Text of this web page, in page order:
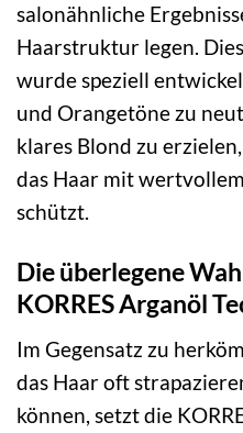
salonähnliche
Haarstruktur legen.
wurde speziell
und Orangetöne zu
klares Blond zu
das Haar mit
schützt.
Die überlegene
KORRES Arganöl
Im Gegensatz zu
das Haar oft
können, setzt die